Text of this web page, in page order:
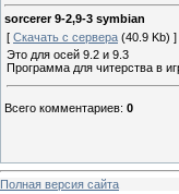
sorcerer 9-2,9-3 symbian
[ Скачать с сервера (40.9 Kb) ]
Это для осей 9.2 и 9.3
Программa для читерства в
Всего комментариев: 0
Полная версия сайта